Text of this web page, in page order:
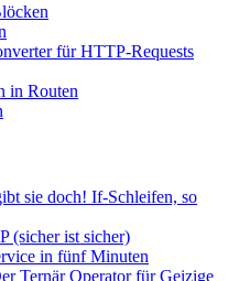
für HTTP-Requests
in Routen
sie doch! If-Schleifen, so
(sicher ist sicher)
in fünf Minuten
Ternär Operator für Geizige